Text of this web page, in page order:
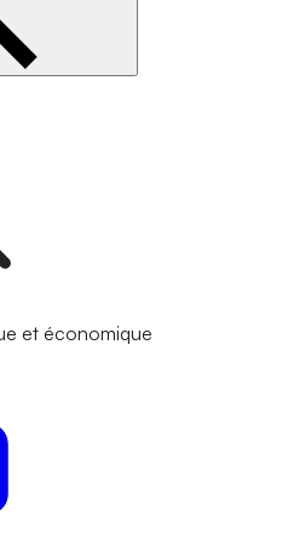
et économique